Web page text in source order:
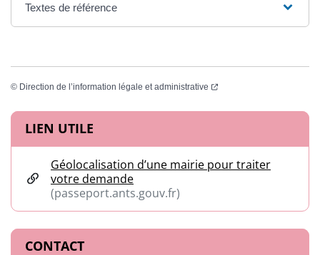
Textes de référence
© Direction de l’information légale et administrative (ouverture dans un
Informations complémentaires
LIEN UTILE
Géolocalisation d’une mairie pour traiter
votre demande
(passeport.ants.gouv.fr)
CONTACT